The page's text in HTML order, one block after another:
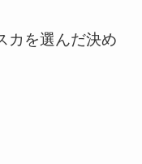
カを選んだ決め